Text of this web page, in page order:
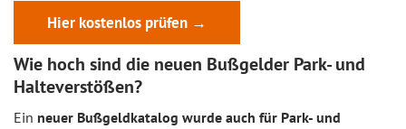
Hier kostenlos prüfen →
Wie hoch sind die neuen Bußgelder Park- und
Halteverstößen?
Ein neuer Bußgeldkatalog wurde auch für Park- und